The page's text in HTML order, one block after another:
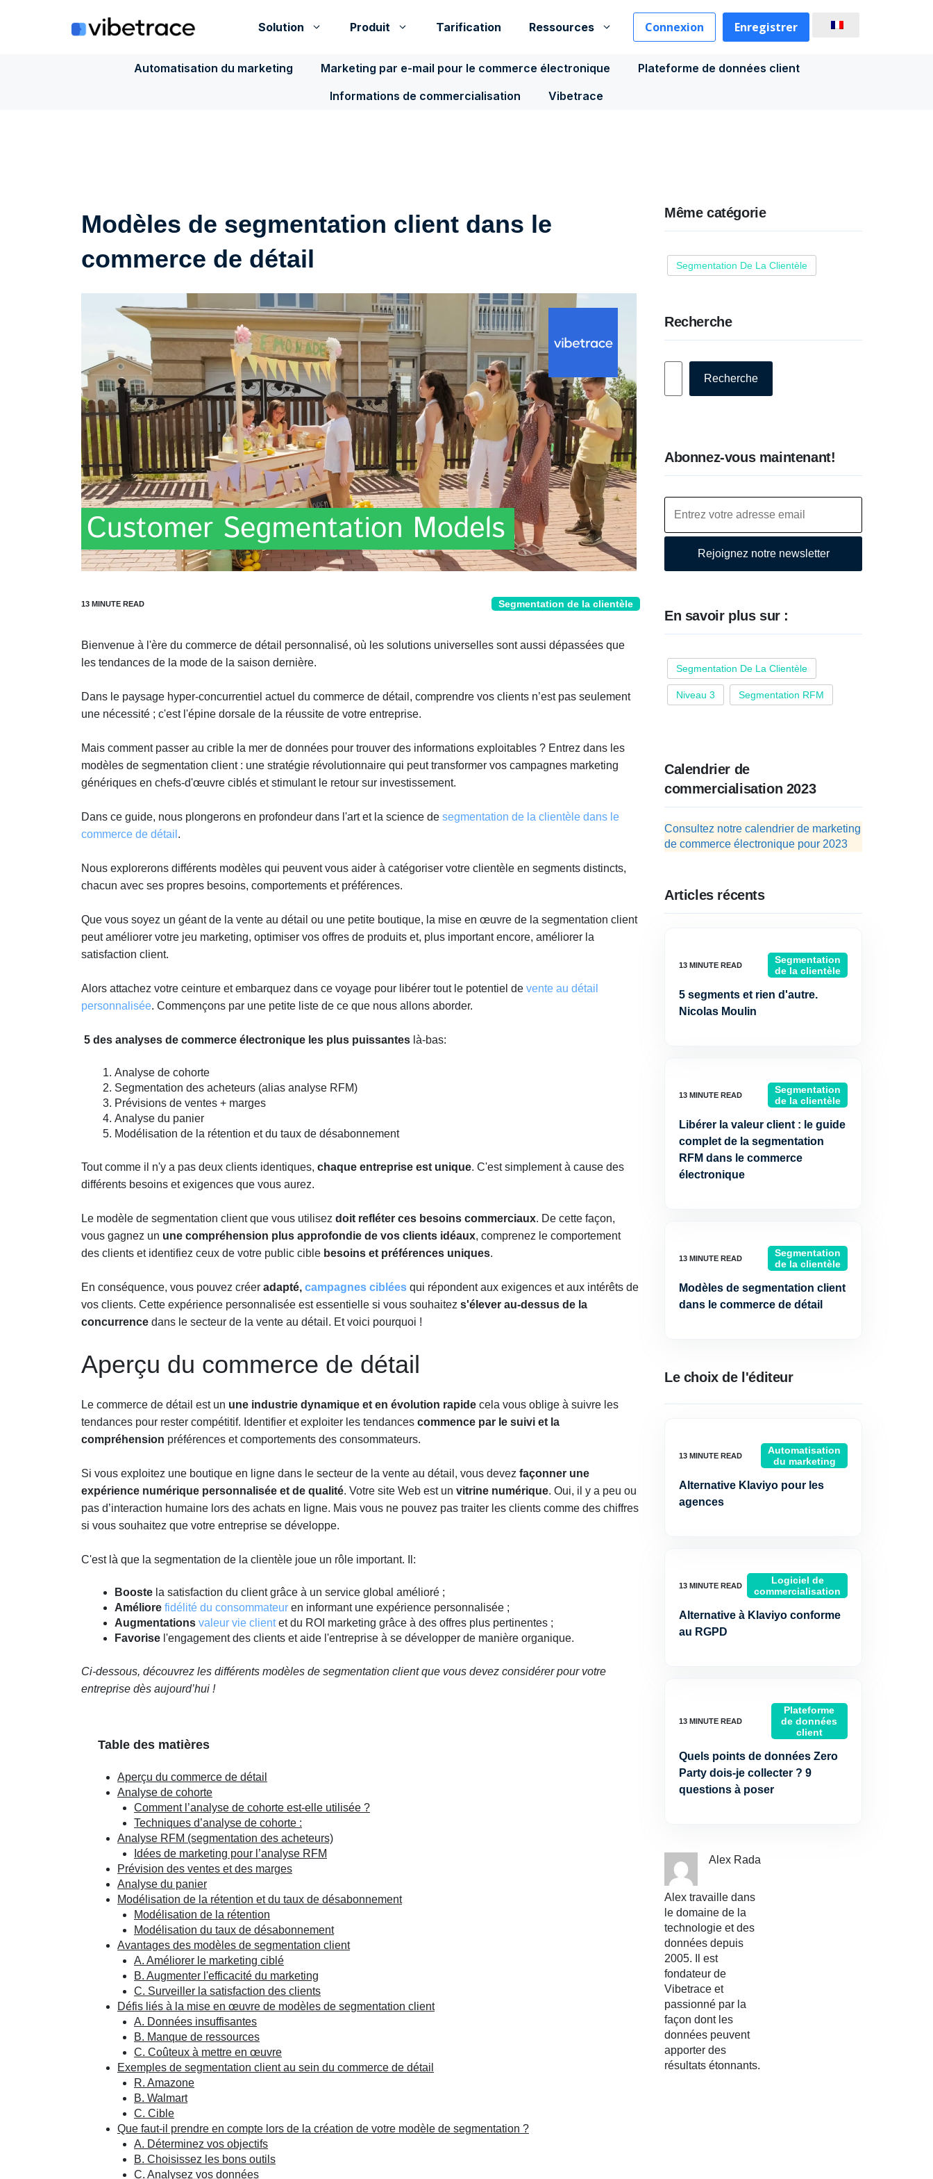
Solution Produit Tarification Ressources Connexion Enregistrer
Automatisation du marketing Marketing par e-mail pour le commerce électronique
Plateforme de données client
Informations de commercialisation
Vibetrace
Modèles de segmentation client dans le
commerce de détail
Segmentation de la clientèle
Bienvenue à l'ère du commerce de détail personnalisé, où les solutions universelles sont aussi dépassées que
les tendances de la mode de la saison dernière.
Dans le paysage hyper-concurrentiel actuel du commerce de détail, comprendre vos clients n’est pas seulement
une nécessité ; c'est l'épine dorsale de la réussite de votre entreprise.
Mais comment passer au crible la mer de données pour trouver des informations exploitables ? Entrez dans les
modèles de segmentation client : une stratégie révolutionnaire qui peut transformer vos campagnes marketing
génériques en chefs-d'œuvre ciblés et stimulant le retour sur investissement.
Dans ce guide, nous plongerons en profondeur dans l'art et la science de segmentation de la clientèle dans le
commerce de détail .
Nous explorerons différents modèles qui peuvent vous aider à catégoriser votre clientèle en segments distincts,
chacun avec ses propres besoins, comportements et préférences.
Que vous soyez un géant de la vente au détail ou une petite boutique, la mise en œuvre de la segmentation client
peut améliorer votre jeu marketing, optimiser vos offres de produits et, plus important encore, améliorer la
satisfaction client.
Alors attachez votre ceinture et embarquez dans ce voyage pour libérer tout le potentiel de vente au détail
personnalisée. Commençons par une petite liste de ce que nous allons aborder.
5 des analyses de commerce électronique les plus puissantes là-bas:
Analyse de cohorte
Segmentation des acheteurs (alias analyse RFM)
Prévisions de ventes + marges
Analyse du panier
Modélisation de la rétention et du taux de désabonnement
Tout comme il n'y a pas deux clients identiques, chaque entreprise est unique. C'est simplement à cause des
différents besoins et exigences que vous aurez.
Le modèle de segmentation client que vous utilisez doit refléter ces besoins commerciaux. De cette façon,
vous gagnez un une compréhension plus approfondie de vos clients idéaux, comprenez le comportement
des clients et identifiez ceux de votre public cible besoins et préférences uniques.
En conséquence, vous pouvez créer adapté, campagnes ciblées qui répondent aux exigences et aux intérêts de
vos clients. Cette expérience personnalisée est essentielle si vous souhaitez s'élever au-dessus de la
concurrence dans le secteur de la vente au détail. Et voici pourquoi !
Aperçu du commerce de détail
Le commerce de détail est un une industrie dynamique et en évolution rapide cela vous oblige à suivre les
tendances pour rester compétitif. Identifier et exploiter les tendances commence par le suivi et la
compréhension préférences et comportements des consommateurs.
Si vous exploitez une boutique en ligne dans le secteur de la vente au détail, vous devez façonner une
expérience numérique personnalisée et de qualité. Votre site Web est un vitrine numérique. Oui, il y a peu ou
pas d’interaction humaine lors des achats en ligne. Mais vous ne pouvez pas traiter les clients comme des chiffres
si vous souhaitez que votre entreprise se développe.
C'est là que la segmentation de la clientèle joue un rôle important. Il:
Booste la satisfaction du client grâce à un service global amélioré ;
Améliore fidélité du consommateur en informant une expérience personnalisée ;
Augmentations valeur vie clientet du ROI marketing grâce à des offres plus pertinentes ;
Favorise l'engagement des clients et aide l'entreprise à se développer de manière organique.
Ci-dessous, découvrez les différents modèles de segmentation client que vous devez considérer pour votre
entreprise dès aujourd’hui !
Table des matières
Aperçu du commerce de détail
Analyse de cohorte
Comment l’analyse de cohorte est-elle utilisée ?
Techniques d’analyse de cohorte :
Analyse RFM (segmentation des acheteurs)
Idées de marketing pour l’analyse RFM
Prévision des ventes et des marges
Analyse du panier
Modélisation de la rétention et du taux de désabonnement
Modélisation de la rétention
Modélisation du taux de désabonnement
Avantages des modèles de segmentation client
A. Améliorer le marketing ciblé
B. Augmenter l'efficacité du marketing
C. Surveiller la satisfaction des clients
Défis liés à la mise en œuvre de modèles de segmentation client
A. Données insuffisantes
B. Manque de ressources
C. Coûteux à mettre en œuvre
Exemples de segmentation client au sein du commerce de détail
R. Amazone
B. Walmart
C. Cible
Que faut-il prendre en compte lors de la création de votre modèle de segmentation ?
A. Déterminez vos objectifs
B. Choisissez les bons outils
C. Analysez vos données
Même catégorie
Segmentation De La Clientèle
Recherche
Recherche
Abonnez-vous maintenant!
Rejoignez notre newsletter
En savoir plus sur :
Segmentation De La Clientèle
Niveau 3 Segmentation RFM
Calendrier de
commercialisation 2023
Consultez notre calendrier de marketing
de commerce électronique pour 2023
Articles récents
Segmentation
de la clientèle
5 segments et rien d'autre.
Nicolas Moulin
Segmentation
de la clientèle
Libérer la valeur client : le guide
complet de la segmentation
RFM dans le commerce
électronique
Segmentation
de la clientèle
Modèles de segmentation client
dans le commerce de détail
Le choix de l'éditeur
Automatisation
du marketing
Alternative Klaviyo pour les
agences
Logiciel de
commercialisation
Alternative à Klaviyo conforme
au RGPD
Plateforme
de données
client
Quels points de données Zero
Party dois-je collecter ? 9
questions à poser
Alex Rada
Alex travaille dans
le domaine de la
technologie et des
données depuis
2005. Il est
fondateur de
Vibetrace et
passionné par la
façon dont les
données peuvent
apporter des
résultats étonnants.